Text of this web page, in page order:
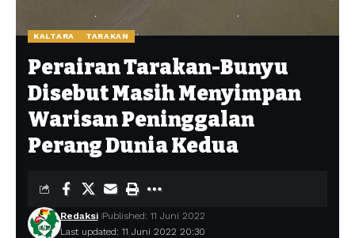
KALTARA TARAKAN
Perairan Tarakan-Bunyu
Disebut Masih Menyimpan
Warisan Peninggalan
Perang Dunia Kedua
Last updated: 11 Juni 2022 20:30
Redaksi Published: 11 Juni 2022